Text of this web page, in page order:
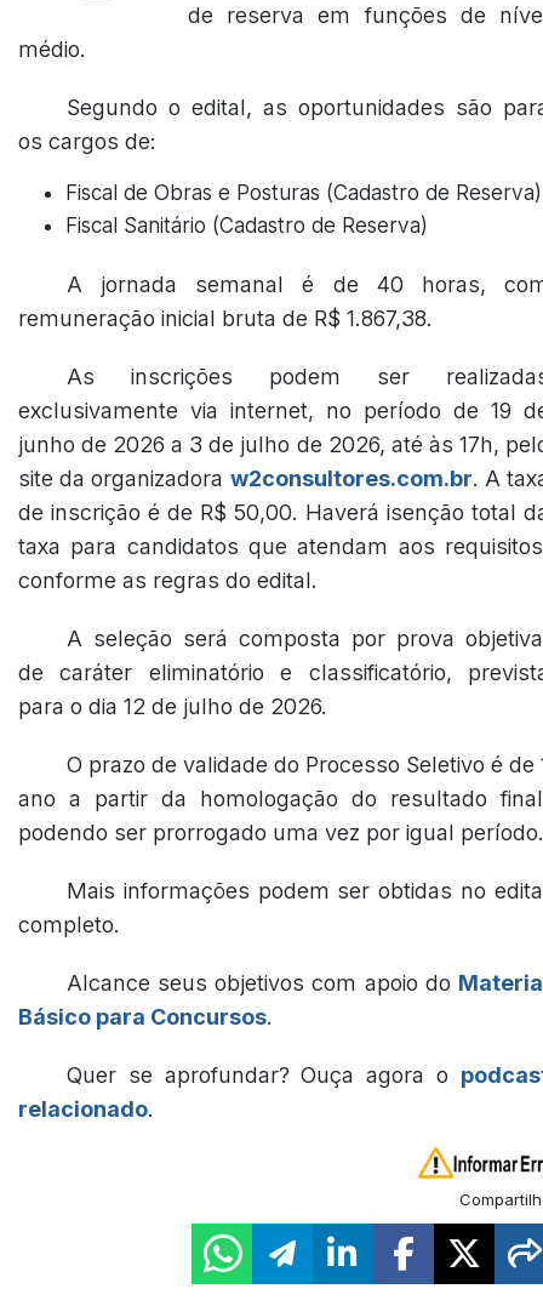
de reserva em funções de
médio.
Segundo o edital, as oportunidades são
os cargos de:
Fiscal de Obras e Posturas (Cadastro de Reserva)
Fiscal Sanitário (Cadastro de Reserva)
A jornada semanal é de 40 horas,
remuneração inicial bruta de R$ 1.867,38.
As inscrições podem ser
exclusivamente via internet, no período de 19
junho de 2026 a 3 de julho de 2026, até às 17h,
site da organizadora w2consultores.com.br. A
de inscrição é de R$ 50,00. Haverá isenção total
taxa para candidatos que atendam aos
conforme as regras do edital.
A seleção será composta por prova
de caráter eliminatório e classificatório,
para o dia 12 de julho de 2026.
O prazo de validade do Processo Seletivo é de
ano a partir da homologação do resultado
podendo ser prorrogado uma vez por igual período.
Mais informações podem ser obtidas no
completo.
Alcance seus objetivos com apoio do
Básico para Concursos.
Quer se aprofundar? Ouça agora o
relacionado.